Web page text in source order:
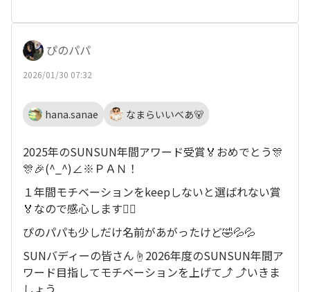
ぴのパパ
2026/01/30 07:32
hana.sanae なまらいいべあ🐻
2025年のSUNSUN年間アワード受賞🏅おめでとう🎊
🎊🎉(^_^)∠※ＰＡＮ！
１年間モチベーションをkeepしないと選ばれない賞
🏅なので感心します🙇‍♂️
ぴのパパも少しだけ名前があがったけど🤣💦💦
SUNバディーの皆さん☝️2026年度のSUNSUN年間ア
ワード目指してモチベーションを上げて⤴︎ ⤴︎いきま
しょう